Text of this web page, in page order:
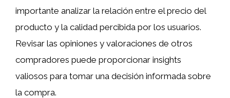
importante analizar la relación entre el precio del
producto y la calidad percibida por los usuarios.
Revisar las opiniones y valoraciones de otros
compradores puede proporcionar insights
valiosos para tomar una decisión informada sobre
la compra.